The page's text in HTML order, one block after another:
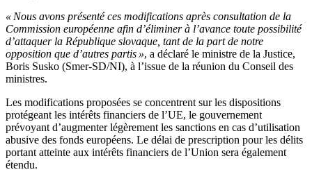
« Nous avons présenté ces modifications après consultation de la
Commission européenne afin d’éliminer à l’avance toute possibilité
d’attaquer la République slovaque, tant de la part de notre
opposition que d’autres partis », a déclaré le ministre de la Justice,
Boris Susko (Smer-SD/NI), à l’issue de la réunion du Conseil des
ministres.
Les modifications proposées se concentrent sur les dispositions
protégeant les intérêts financiers de l’UE, le gouvernement
prévoyant d’augmenter légèrement les sanctions en cas d’utilisation
abusive des fonds européens. Le délai de prescription pour les délits
portant atteinte aux intérêts financiers de l’Union sera également
étendu.